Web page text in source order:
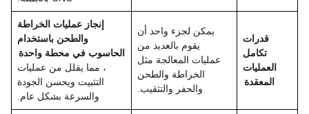
قدرات
تكامل
العمليات
المعقدة
يمكن لجزء واحد أن
يقوم بالعديد من
عمليات المعالجة مثل
الخراطة والطحن
والحفر والتثقيب.
إنجاز عمليات الخراطة
والطحن باستخدام
الحاسوب في محطة واحدة
، مما يقلل من عمليات
التثبيت ويحسن الجودة
والسرعة بشكل عام.